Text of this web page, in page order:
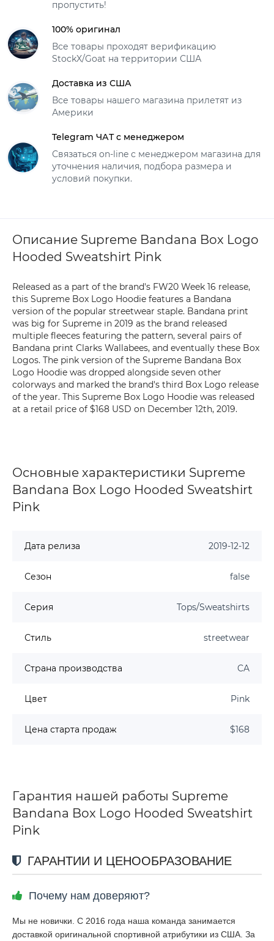
пропустить!
100% оригинал
Все товары проходят верификацию
StockX/Goat на территории США
Доставка из США
Все товары нашего магазина прилетят из
Америки
Telegram ЧАТ с менеджером
Связаться on-line с менеджером магазина для
уточнения наличия, подбора размера и
условий покупки.
Описание Supreme Bandana Box Logo
Hooded Sweatshirt Pink
Released as a part of the brand's FW20 Week 16 release,
this Supreme Box Logo Hoodie features a Bandana
version of the popular streetwear staple. Bandana print
was big for Supreme in 2019 as the brand released
multiple fleeces featuring the pattern, several pairs of
Bandana print Clarks Wallabees, and eventually these Box
Logos. The pink version of the Supreme Bandana Box
Logo Hoodie was dropped alongside seven other
colorways and marked the brand's third Box Logo release
of the year. This Supreme Box Logo Hoodie was released
at a retail price of $168 USD on December 12th, 2019.
Основные характеристики Supreme
Bandana Box Logo Hooded Sweatshirt
Pink
Дата релиза 2019-12-12
Сезон false
Серия Tops/Sweatshirts
Стиль streetwear
Страна производства CA
Цвет Pink
Цена старта продаж $168
Гарантия нашей работы Supreme
Bandana Box Logo Hooded Sweatshirt
Pink
ГАРАНТИИ И ЦЕНООБРАЗОВАНИЕ
Почему нам доверяют?
Мы не новички. С 2016 года наша команда занимается
доставкой оригинальной спортивной атрибутики из США. За